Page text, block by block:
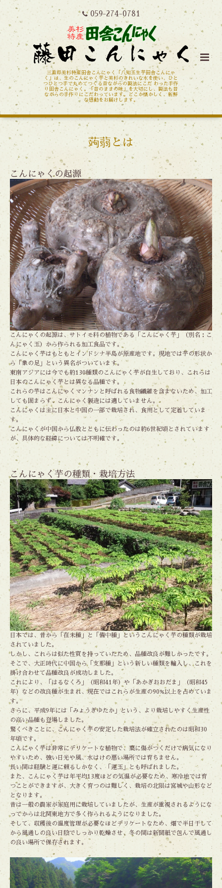
059-274-0781
三重県美杉特産田舎こんにゃく「八知玉生芋田舎こんにゃ
く」は、生のこんにゃく芋と美杉のきれいな水を使い、ひと
つひとつ手で丸めてつくる昔ながらの製法にこだ わった手作
り田舎こんにゃく。「昔のままの味」を大切にし、製法も昔
ながらの手作りにこだわっています。どこか懐かしく、新鮮
な感動をお届けします。
蒟蒻とは
こんにゃくの起源
こんにゃくの起源は、サトイモ科の植物である「こんにゃく芋」（別名：こ
んにゃく玉）から作られる加工食品です。
こんにゃく芋はもともとインドシナ半島が原産地です。現地では芋の形状か
ら「象の足」という異名がついています。
東南アジアには今でも約130種類のこんにゃく芋が自生しており、これらは
日本のこんにゃく芋とは異なる品種です。
これらの芋はこんにゃくマンナンと呼ばれる食物繊維を含まないため、加工
しても固まらず、こんにゃく製造には適していません。
こんにゃくは主に日本と中国の一部で栽培され、食用として定着していま
す。
こんにゃくが中国から仏教とともに伝わったのは約6世紀頃とされています
が、具体的な経緯については不明確です。
こんにゃく芋の種類・栽培方法
日本では、昔から「在未種」と「備中種」というこんにゃく芋の種類が栽培
されていました。
しかし、これらは似た性質を持っていたため、品種改良が難しかったです。
そこで、大正時代に中国から「支那種」という新しい種類を輸入し、これを
掛け合わせて品種改良が成功しました。
これにより、「はるなくろ」（昭和41年）や「あかぎおおだま」（昭和45
年）などの改良種が生まれ、現在ではこれらが生産の90%以上を占めていま
す。
さらに、平成9年には「みょうぎゆたか」という、より栽培しやすく生産性
の高い品種も登場しました。
驚くべきことに、こんにゃく芋の安定した栽培法が確立されたのは昭和30
年頃です。
こんにゃく芋は非常にデリケートな植物で、葉に傷がつくだけで病気になり
やすいため、強い日光や風、水はけの悪い場所では育ちません。
長い間は経験と運に頼るしかなく、「運玉」とも呼ばれました。
また、こんにゃく芋は年平均13度ほどの気温が必要なため、寒冷地では育
つことができますが、大きく育つのは難しく、栽培の北限は宮城や山形など
となります。
昔は一般の農家が家庭用に栽培していましたが、生産が重視されるようにな
ってからは北関東地方で多く作られるようになりました。
そして、収穫後の温度管理が必要なほどデリケートなため、畑で半日干して
から風通しの良い日陰でしっかり乾燥させ、冬の間は新聞紙で包んで風通し
の良い場所で保存されます。